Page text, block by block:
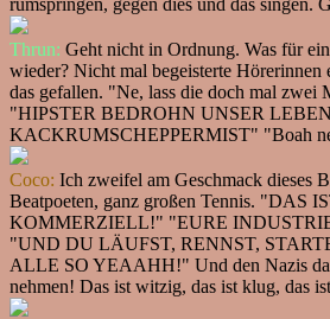
Thrun: Geht nicht in Ordnung. Was für
wieder? Nicht mal begeisterte Hörerinnen
das gefallen. "Ne, lass die doch mal zwei
"HIPSTER BEDROHN UNSER
KACKRUMSCHEPPERMIST" "Boah
Coco: Ich zweifel am Geschmack dieses
Beatpoeten, ganz großen Tennis. "DAS
KOMMERZIELL!" "EURE
"UND DU LÄUFST, RENNST,
ALLE SO YEAAHH!" Und den Nazis
nehmen! Das ist witzig, das ist klug, das